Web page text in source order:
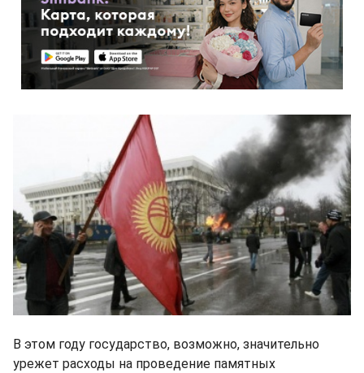
В этом году государство, возможно, значительно
урежет расходы на проведение памятных